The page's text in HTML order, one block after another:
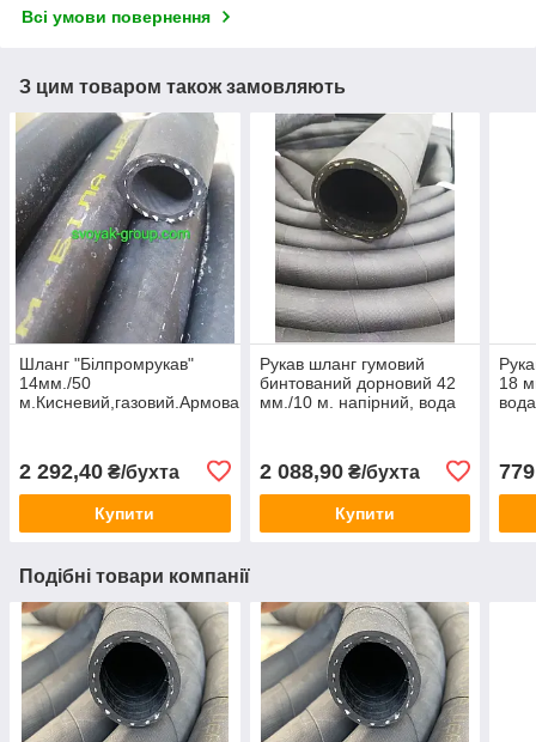
Всі умови повернення
З цим товаром також замовляють
Шланг "Білпромрукав"
14мм./50
м.Кисневий,газовий.Армований
2 292,40 ₴/бухта
Купити
Рукав шланг гумовий
бинтований дорновий 42
мм./10 м. напірний, вода
2 088,90₴/бухта
Купити
18
Подібні товари компанії